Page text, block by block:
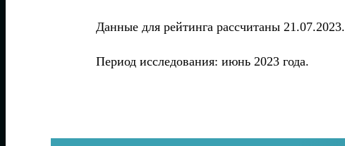
Данные для рейтинга рассчитаны 21.07.2023.
Период исследования: июнь 2023 года.